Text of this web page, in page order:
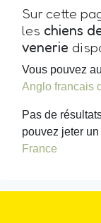
Sur cette
les chiens
venerie
Vous pouvez
Anglo francais
Pas de
pouvez jeter
France